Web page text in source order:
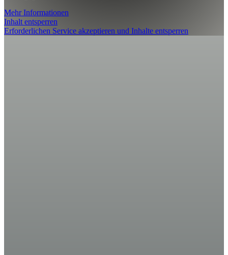
Mehr Informationen
Inhalt entsperren
Erforderlichen Service akzeptieren und Inhalte entsperren